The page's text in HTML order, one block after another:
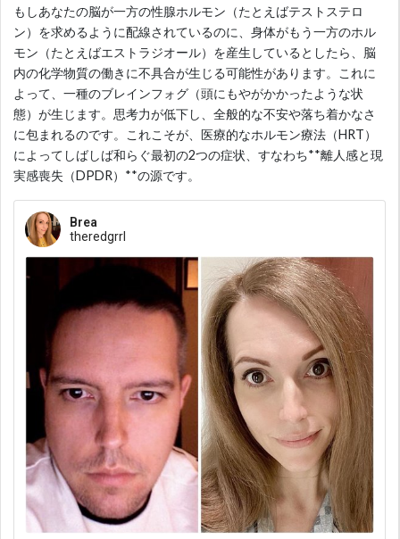
もしあなたの脳が一方の性腺ホルモン（たとえばテストステロ
ン）を求めるように配線されているのに、身体がもう一方のホル
モン（たとえばエストラジオール）を産生しているとしたら、脳
内の化学物質の働きに不具合が生じる可能性があります。これに
よって、一種のブレインフォグ（頭にもやがかかったような状
態）が生じます。思考力が低下し、全般的な不安や落ち着かなさ
に包まれるのです。これこそが、医療的なホルモン療法（HRT）
によってしばしば和らぐ最初の2つの症状、すなわち**離人感と現
実感喪失（DPDR）**の源です。
Brea
theredgrrl